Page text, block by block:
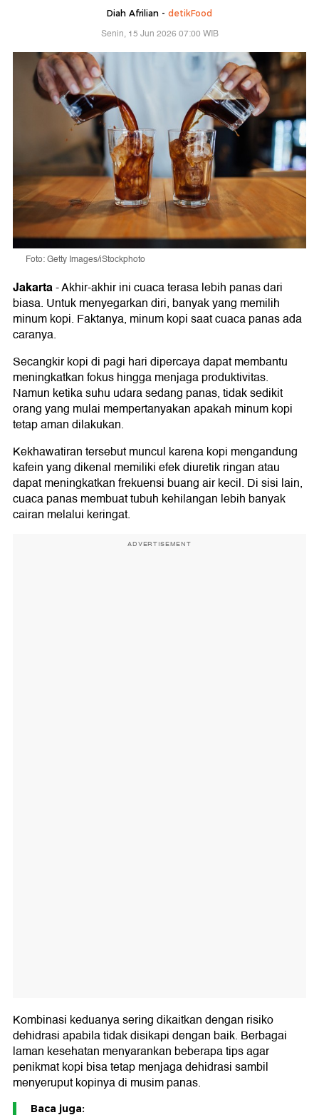
Diah Afrilian - detikFood
Senin, 15 Jun 2026 07:00 WIB
Foto: Getty Images/iStockphoto
Jakarta-Akhir-akhir ini cuaca terasa lebih panas dari
biasa. Untuk menyegarkan diri, banyak yang memilih
minum kopi. Faktanya, minum kopi saat cuaca panas ada
caranya.
Secangkir kopi di pagi hari dipercaya dapat membantu
meningkatkan fokus hingga menjaga produktivitas.
Namun ketika suhu udara sedang panas, tidak sedikit
orang yang mulai mempertanyakan apakah minum kopi
tetap aman dilakukan.
Kekhawatiran tersebut muncul karena kopi mengandung
kafein yang dikenal memiliki efek diuretik ringan atau
dapat meningkatkan frekuensi buang air kecil. Di sisi lain,
cuaca panas membuat tubuh kehilangan lebih banyak
cairan melalui keringat.
ADVERTISEMENT
Kombinasi keduanya sering dikaitkan dengan risiko
dehidrasi apabila tidak disikapi dengan baik. Berbagai
laman kesehatan menyarankan beberapa tips agar
penikmat kopi bisa tetap menjaga dehidrasi sambil
menyeruput kopinya di musim panas.
Baca juga: